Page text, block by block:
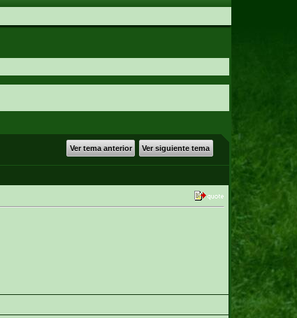
Ver tema anterior Ver siguiente tema